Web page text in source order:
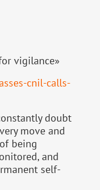
vigilance»
cnil-calls-
doubt
move and
being
and
self-